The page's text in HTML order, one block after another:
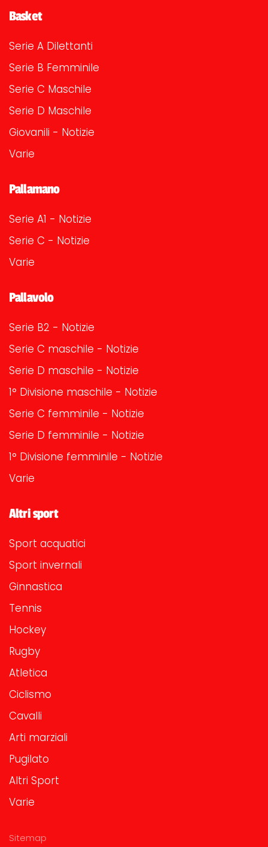
Basket
Serie A Dilettanti
Serie B Femminile
Serie C Maschile
Serie D Maschile
Giovanili - Notizie
Varie
Pallamano
Serie A1 - Notizie
Serie C - Notizie
Varie
Pallavolo
Serie B2 - Notizie
Serie C maschile - Notizie
Serie D maschile - Notizie
1° Divisione maschile - Notizie
Serie C femminile - Notizie
Serie D femminile - Notizie
1° Divisione femminile - Notizie
Varie
Altri sport
Sport acquatici
Sport invernali
Ginnastica
Tennis
Hockey
Rugby
Atletica
Ciclismo
Cavalli
Arti marziali
Pugilato
Altri Sport
Varie
Sitemap